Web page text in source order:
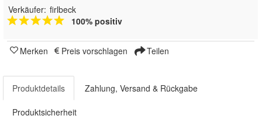
Verkäufer: firlbeck
100% positiv
Merken Preis vorschlagen Teilen
Produktdetails Zahlung, Versand & Rückgabe
Produktsicherheit